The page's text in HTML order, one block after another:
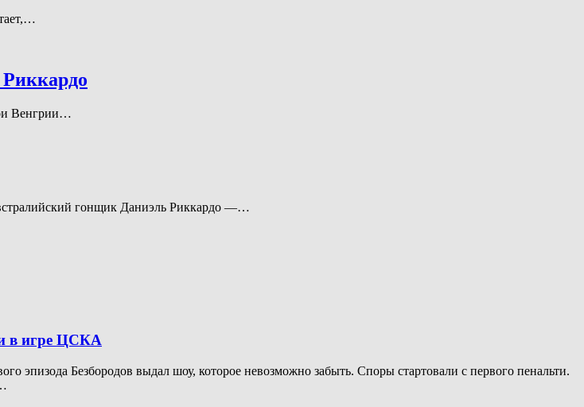
Венгрии…
гонщик Даниэль Риккардо —…
в игре ЦСКА
эпизода Безбородов выдал шоу, которое невозможно забыть. Споры стартовали с первого пенальти.